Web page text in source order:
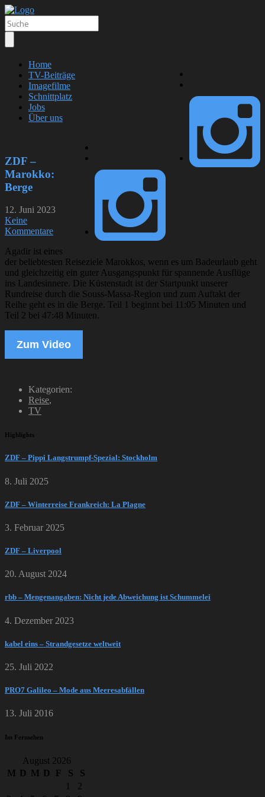
Home
TV-Beiträge
Imagefilme
Schnittplatz
Jobs
Über uns
ZDF –
Marokko:
Berge
12. Juni 2023
Keine
Kommentare
Agadir ist eines
der beliebtesten Reiseziele Marokkos, wenn es um Badeurlaub geht
und gleichzeitig ein guter Ausgangspunkt für spannende Ausflüge
ins Landesinnere. Die Küstenstadt ist der Startpunkt unserer
Rundreise durch die Souss-Massa-Region und zum Auftakt der
Reihe geht es in die Berge. Teil 1 beginnt bei 11:05 Minuten und
Teil 2 bei 47:48 Minuten.
Zum Video
Kategorien:
Reise,
TV
Highlights
ZDF – Pippi Langstrumpf-Spezial: Stockholm
8. Juli 2025
ZDF – Winterreise Frankreich: La Plagne
3. Februar 2025
ZDF – Liverpool
20. August 2024
rbb – Mengenangaben: Nicht jede Abweichung ist Schummelei
4. Dezember 2023
kabel eins – Strandgesetze weltweit
25. Juli 2022
PRO7 Galileo – Mode aus Meeresabfällen
13. Juli 2016
Im Fernsehen
August 2026
M D M D F S
S
1
2